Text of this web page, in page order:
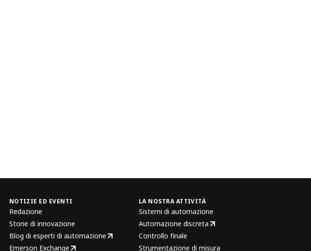
NOTIZIE ED EVENTI
Redazione
Storie di innovazione
Blog di esperti di automazione
Emerson Exchange
LA NOSTRA ATTIVITÀ
Sistemi di automazione
Automazione discreta
Controllo finale
Strumentazione di misura